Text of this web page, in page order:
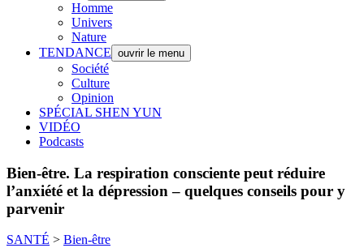
Homme
Univers
Nature
TENDANCE ouvrir le menu
Société
Culture
Opinion
SPÉCIAL SHEN YUN
VIDÉO
Podcasts
Bien-être. La respiration consciente peut réduire
l’anxiété et la dépression – quelques conseils pour y
parvenir
SANTÉ > Bien-être